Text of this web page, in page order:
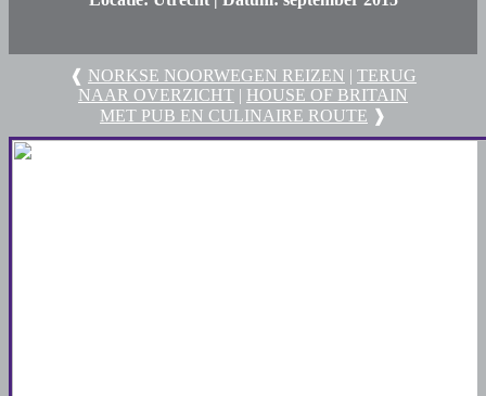
❰ NORKSE NOORWEGEN REIZEN | TERUG
NAAR OVERZICHT | HOUSE OF BRITAIN
MET PUB EN CULINAIRE ROUTE ❱